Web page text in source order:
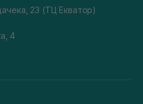
23 (ТЦ Екватор)
4